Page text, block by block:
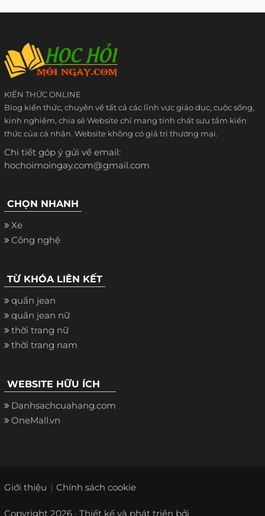
KIẾN THỨC ONLINE
Blog kiến thức, chuyên về tất cả các lĩnh vực giáo dục, cuộc sống,
kinh nghiệm, chia sẻ Website chỉ mang tính chất sưu tầm kiến
thức của cá nhân. Website không có giá trị thương mại.
Chi tiết góp ý gửi về email:
hochoimoingay.com@gmail.com
CHỌN NHANH
Xe
Công nghệ
TỪ KHÓA LIÊN KẾT
quần jean
quần jean nữ
thời trang nữ
thời trang nam
WEBSITE HỮU ÍCH
Danhsachcuahang.com
OneMall.vn
Giới thiệu Chính sách cookie
Copyright 2026 · Thiết kế và phát triển bởi